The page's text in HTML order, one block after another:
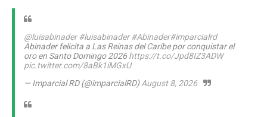
@luisabinader #luisabinader #Abinader#imparcialrd
Abinader felicita a Las Reinas del Caribe por conquistar el
oro en Santo Domingo 2026 https://t.co/Jpd8IZ3ADW
pic.twitter.com/8aBk1iMGxU
— Imparcial RD (@imparcialRD)August 8, 2026